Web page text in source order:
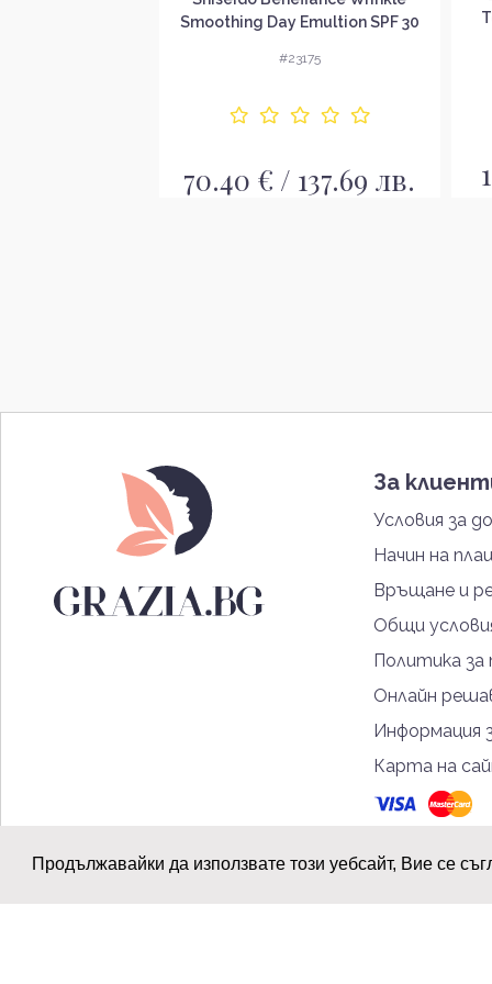
Продължавайки да използвате този уебсайт, Вие се
Smoothing Day Emultion SPF 30
#23175
70.40 € / 137.69 лв.
За
Условия за
Начин на
Връщане и
Общи
Политика
Онлайн
Информация
Карта на